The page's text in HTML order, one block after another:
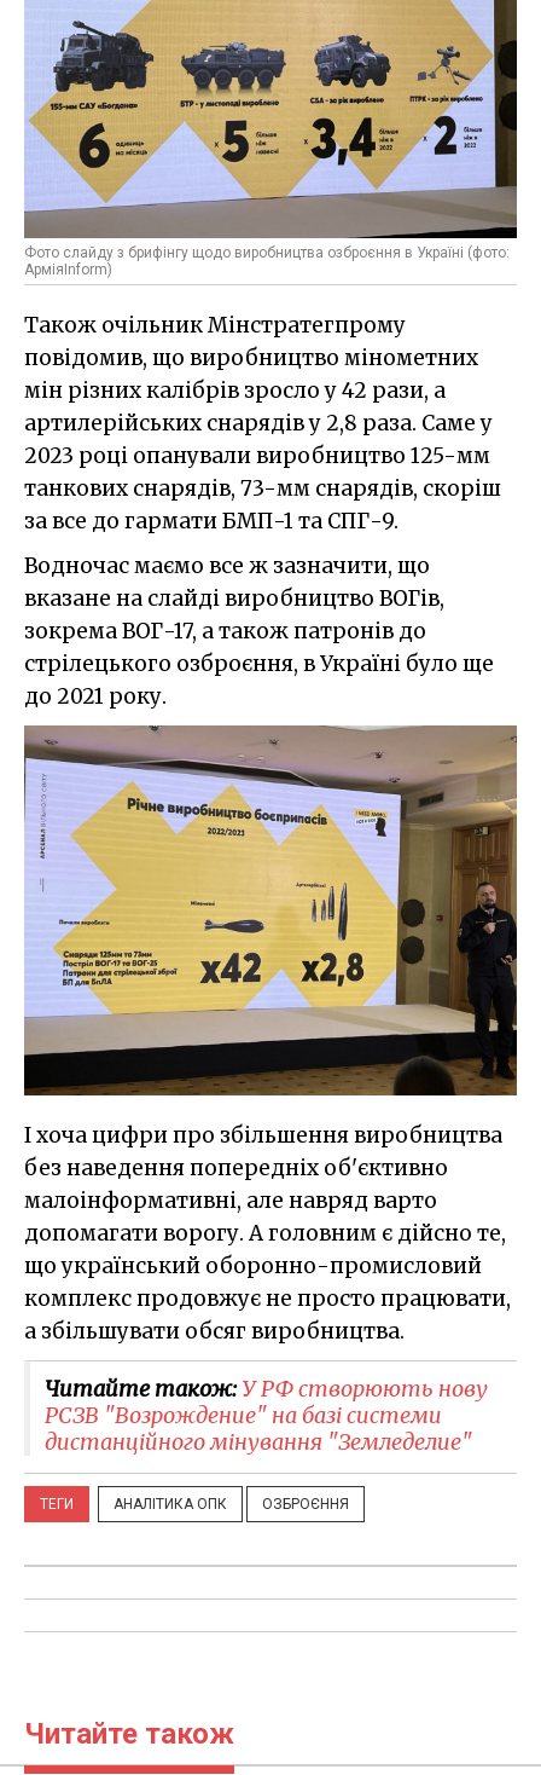
Фото слайду з брифінгу щодо виробництва озброєння в Україні (фото:
АрміяInform)
Також очільник Мінстратегпрому
повідомив, що виробництво мінометних
мін різних калібрів зросло у 42 рази, а
артилерійських снарядів у 2,8 раза. Саме у
2023 році опанували виробництво 125-мм
танкових снарядів, 73-мм снарядів, скоріш
за все до гармати БМП-1 та СПГ-9.
Водночас маємо все ж зазначити, що
вказане на слайді виробництво ВОГів,
зокрема ВОГ-17, а також патронів до
стрілецького озброєння, в Україні було ще
до 2021 року.
І хоча цифри про збільшення виробництва
без наведення попередніх об'єктивно
малоінформативні, але навряд варто
допомагати ворогу. А головним є дійсно те,
що український оборонно-промисловий
комплекс продовжує не просто працювати,
а збільшувати обсяг виробництва.
Читайте також:У РФ створюють нову
РСЗВ "Возрождение" на базі системи
дистанційного мінування "Земледелие"
ТЕГИ АНАЛІТИКА ОПК ОЗБРОЄННЯ
Читайте також